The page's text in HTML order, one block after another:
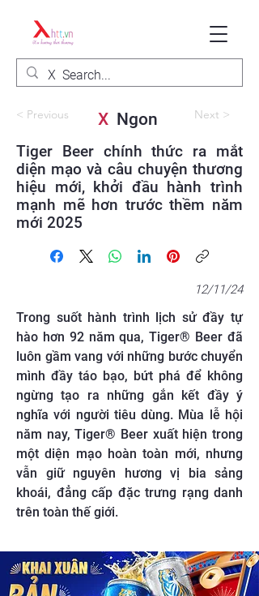
< Previous XNgon Next >
Tiger Beer chính thức ra mắt
diện mạo và câu chuyện thương
hiệu mới, khởi đầu hành trình
mạnh mẽ hơn trước thềm năm
mới 2025
12/11/24
Trong suốt hành trình lịch sử đầy tự
hào hơn 92 năm qua, Tiger® Beer đã
luôn gầm vang với những bước chuyển
mình đầy táo bạo, bứt phá để không
ngừng tạo ra những gắn kết đầy ý
nghĩa với người tiêu dùng. Mùa lễ hội
năm nay, Tiger® Beer xuất hiện trong
một diện mạo hoàn toàn mới, nhưng
vẫn giữ nguyên hương vị bia sảng
khoái, đẳng cấp đặc trưng rạng danh
trên toàn thế giới.